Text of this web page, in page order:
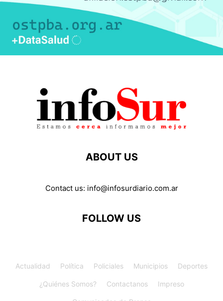
ABOUT US
Contact us: info@infosurdiario.com.ar
FOLLOW US
Actualidad Política Policiales Municipios Deportes
¿Quiénes Somos? Contactanos Impreso